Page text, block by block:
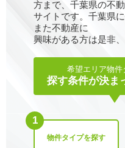
方まで、千葉県の不
サイトです。千葉県に
また不動産に
興味がある方は是非
希望エリア物件
探す条件が決ま
1
物件タイプを探す